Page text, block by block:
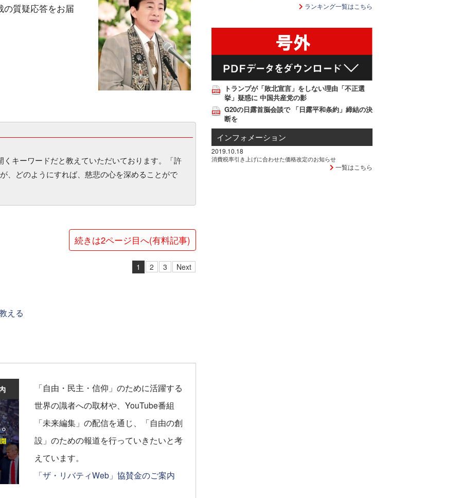
質疑応答をお届
キーワードだと教えていただいております。「許
、どのようにすれば、慈悲の心を深めることがで
続きは2ページ目へ(有料記事)
1 2 3 Next
える
「自由・民主・信仰」のために活躍する
世界の識者への取材や、YouTube番組
「未来編集」の配信を通じ、「自由の創
設」のための報道を行っていきたいと考
えています。
「ザ・リバティWeb」協賛金のご案内
ランキング一覧はこちら
トランプが「敗北宣言」をしない理由「不正選
挙」疑惑に 中国共産党の影
G20の日露首脳会談で 「日露平和条約」締結の決
断を
インフォメーション
2019.10.18
消費税率引き上げに合わせた価格改定のお知らせ
一覧はこちら